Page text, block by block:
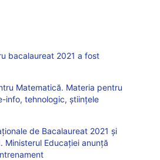
bacalaureat 2021 a fost
Matematică. Materia pentru
info, tehnologic, științele
de Bacalaureat 2021 și
Ministerul Educației anunță